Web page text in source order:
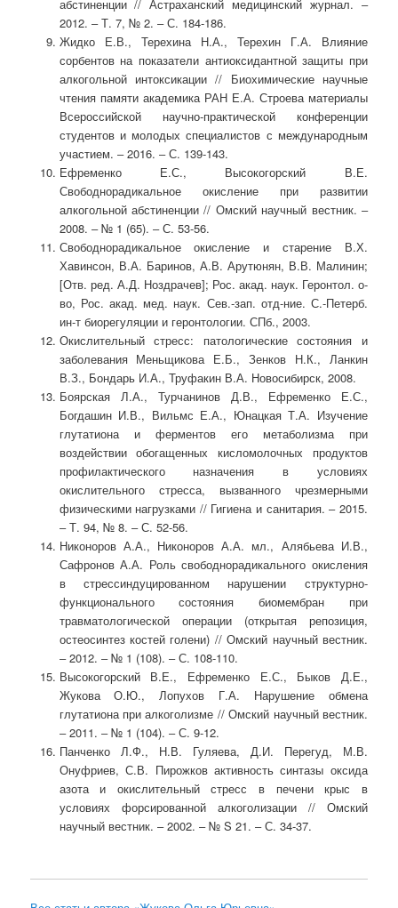
абстиненции // Астраханский медицинский журнал. ‒
2012. ‒ Т. 7, № 2. ‒ С. 184-186.
Жидко Е.В., Терехина Н.А., Терехин Г.А. Влияние
сорбентов на показатели антиоксидантной защиты при
алкогольной интоксикации // Биохимические научные
чтения памяти академика РАН Е.А. Строева материалы
Всероссийской научно-практической конференции
студентов и молодых специалистов с международным
участием. ‒ 2016. ‒ С. 139-143.
Ефременко Е.С., Высокогорский В.Е.
Свободнорадикальное окисление при развитии
алкогольной абстиненции // Омский научный вестник. ‒
2008. ‒ № 1 (65). ‒ С. 53-56.
Свободнорадикальное окисление и старение В.Х.
Хавинсон, В.А. Баринов, А.В. Арутюнян, В.В. Малинин;
[Отв. ред. А.Д. Ноздрачев]; Рос. акад. наук. Геронтол. о-
во, Рос. акад. мед. наук. Сев.-зап. отд-ние. С.-Петерб.
ин-т биорегуляции и геронтологии. СПб., 2003.
Окислительный стресс: патологические состояния и
заболевания Меньщикова Е.Б., Зенков Н.К., Ланкин
В.З., Бондарь И.А., Труфакин В.А. Новосибирск, 2008.
Боярская Л.А., Турчанинов Д.В., Ефременко Е.С.,
Богдашин И.В., Вильмс Е.А., Юнацкая Т.А. Изучение
глутатиона и ферментов его метаболизма при
воздействии обогащенных кисломолочных продуктов
профилактического назначения в условиях
окислительного стресса, вызванного чрезмерными
физическими нагрузками // Гигиена и санитария. ‒ 2015.
‒ Т. 94, № 8. ‒ С. 52-56.
Никоноров А.А., Никоноров А.А. мл., Алябьева И.В.,
Сафронов А.А. Роль свободнорадикального окисления
в стрессиндуцированном нарушении структурно-
функционального состояния биомембран при
травматологической операции (открытая репозиция,
остеосинтез костей голени) // Омский научный вестник.
‒ 2012. ‒ № 1 (108). ‒ С. 108-110.
Высокогорский В.Е., Ефременко Е.С., Быков Д.Е.,
Жукова О.Ю., Лопухов Г.А. Нарушение обмена
глутатиона при алкоголизме // Омский научный вестник.
‒ 2011. ‒ № 1 (104). ‒ С. 9-12.
Панченко Л.Ф., Н.В. Гуляева, Д.И. Перегуд, М.В.
Онуфриев, С.В. Пирожков активность синтазы оксида
азота и окислительный стресс в печени крыс в
условиях форсированной алкоголизации // Омский
научный вестник. ‒ 2002. ‒ № S 21. ‒ С. 34-37.